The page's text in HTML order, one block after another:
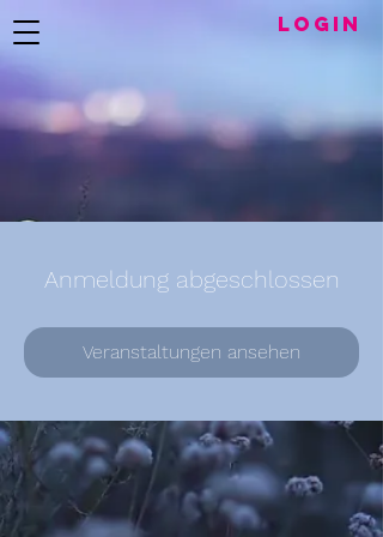
LogIN
Anmeldung abgeschlossen
Veranstaltungen ansehen